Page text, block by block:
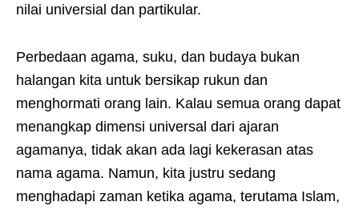
nilai universial dan partikular.
Perbedaan agama, suku, dan budaya bukan
halangan kita untuk bersikap rukun dan
menghormati orang lain. Kalau semua orang dapat
menangkap dimensi universal dari ajaran
agamanya, tidak akan ada lagi kekerasan atas
nama agama. Namun, kita justru sedang
menghadapi zaman ketika agama, terutama Islam,